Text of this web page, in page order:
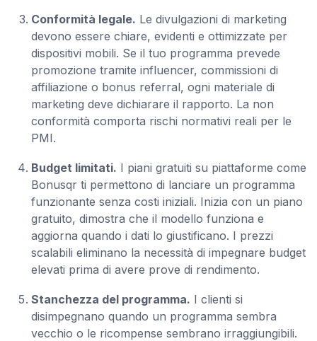
Conformità legale. Le divulgazioni di marketing
devono essere chiare, evidenti e ottimizzate per
dispositivi mobili. Se il tuo programma prevede
promozione tramite influencer, commissioni di
affiliazione o bonus referral, ogni materiale di
marketing deve dichiarare il rapporto. La non
conformità comporta rischi normativi reali per le
PMI.
Budget limitati. I piani gratuiti su piattaforme come
Bonusqr ti permettono di lanciare un programma
funzionante senza costi iniziali. Inizia con un piano
gratuito, dimostra che il modello funziona e
aggiorna quando i dati lo giustificano. I prezzi
scalabili eliminano la necessità di impegnare budget
elevati prima di avere prove di rendimento.
Stanchezza del programma. I clienti si
disimpegnano quando un programma sembra
vecchio o le ricompense sembrano irraggiungibili.